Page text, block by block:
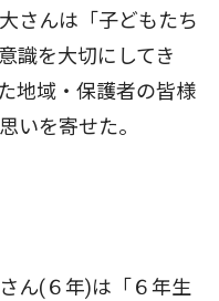
さんは「子どもたち
識を大切にしてき
地域・保護者の皆様
いを寄せた。
ん(６年)は「６年生